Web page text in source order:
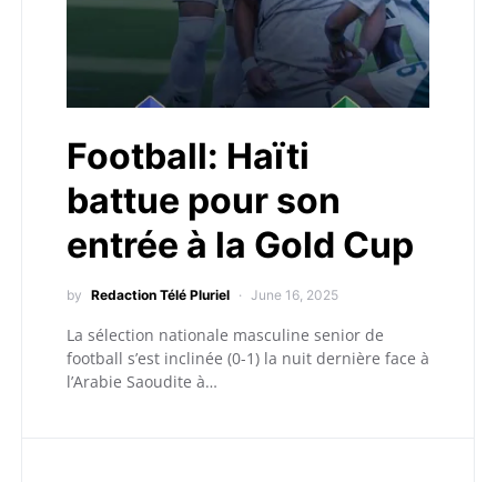
Football: Haïti
battue pour son
entrée à la Gold Cup
by Redaction Télé Pluriel June 16, 2025
La sélection nationale masculine senior de
football s’est inclinée (0-1) la nuit dernière face à
l’Arabie Saoudite à…